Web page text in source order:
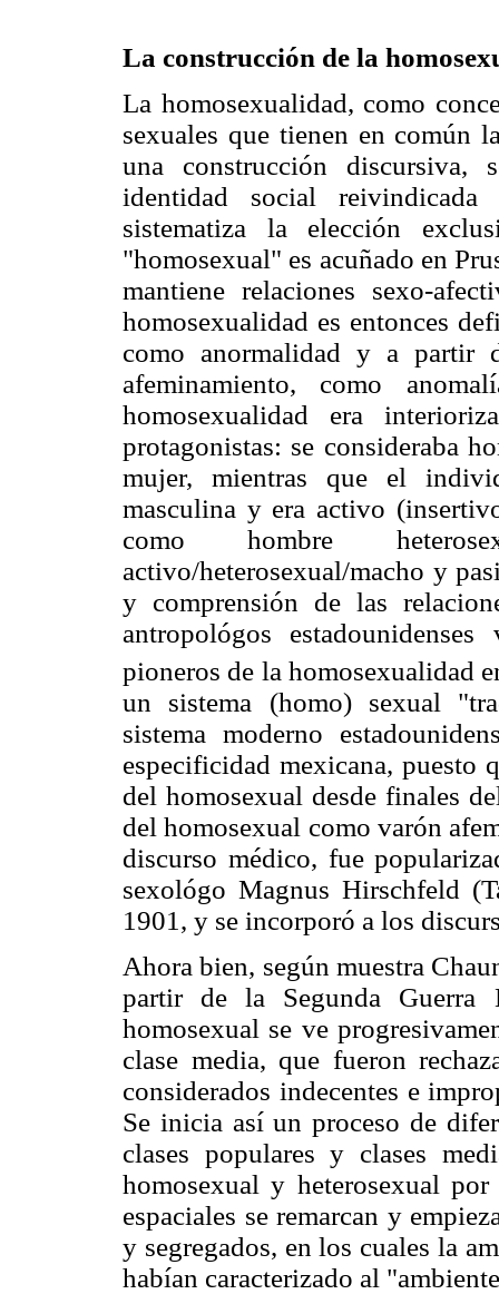
La construcción de la
La homosexualidad, como
sexuales que tienen en común
una construcción discursiva,
identidad social
sistematiza la elección
"homosexual" es acuñado en
mantiene relaciones sexo-
homosexualidad es entonces
como anormalidad y a partir
afeminamiento, como
homosexualidad era
protagonistas: se consideraba
mujer, mientras que el
masculina y era activo
como hombre
activo/heterosexual/macho y
y comprensión de las
antropológos
pioneros de la homosexualidad
un sistema (homo) sexual
sistema moderno
especificidad mexicana, puesto
del homosexual desde finales
del homosexual como varón
discurso médico, fue
sexológo Magnus Hirschfeld
1901, y se incorporó a los
Ahora bien, según muestra
partir de la Segunda Guerra
homosexual se ve
clase media, que fueron
considerados indecentes e
Se inicia así un proceso de
clases populares y clases
homosexual y heterosexual
espaciales se remarcan y
y segregados, en los cuales la
habían caracterizado al